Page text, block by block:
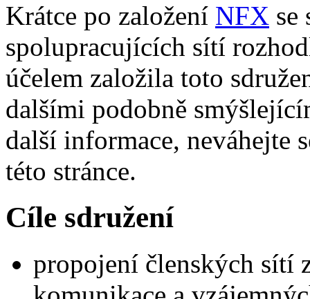
Krátce po založení NFX se
spolupracujících sítí
účelem založila toto
dalšími podobně
další informace, neváhejte
této stránce.
Cíle sdružení
propojení členských sítí